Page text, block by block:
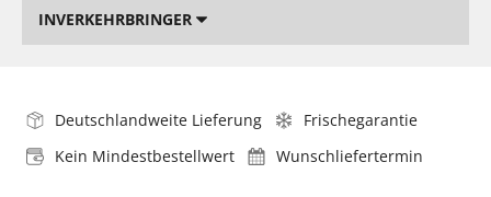
INVERKEHRBRINGER
Deutschlandweite Lieferung
Frischegarantie
Kein Mindestbestellwert
Wunschliefertermin